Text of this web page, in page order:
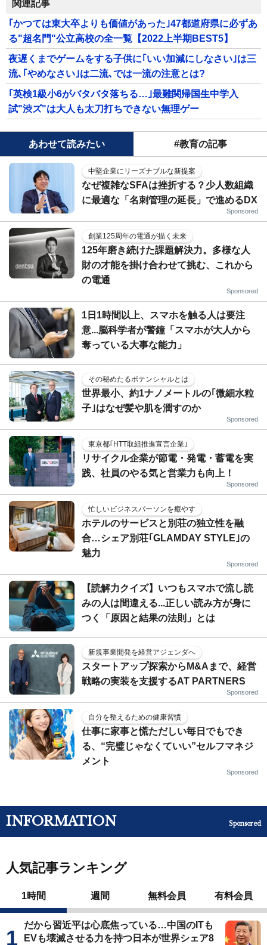
関連記事
｢かつては東大卒よりも価値があった｣47都道府県に必ずあ
る"超名門"公立高校の全一覧【2022上半期BEST5】
夜遅くまでゲームをする子供に｢いい加減にしなさい｣は三
流､｢やめなさい｣は二流､では一流の注意とは?
｢英検1級小6がバタバタ落ちる…｣最難関帰国生中学入
試"渋ズ"は大人も太刀打ちできない無理ゲー
あわせて読みたい #教育の記事
中堅企業にリーズナブルな新提案
なぜ複雑なSFAは挫折する？少人数組織
に最適な「名刺管理の延長」で進めるDX
Sponsored
創業125周年の電通が描く未来
125年磨き続けた課題解決力。多様な人
財の才能を掛け合わせて挑む、これから
の電通
Sponsored
1日1時間以上、スマホを触る人は要注
意...脳科学者が警鐘「スマホが大人から
奪っている大事な能力」
その秘めたるポテンシャルとは
世界最小、約1ナノメートルの｢微細水粒
子｣はなぜ髪や肌を潤すのか
Sponsored
東京都｢HTT取組推進宣言企業｣
リサイクル企業が節電・発電・蓄電を実
践、社員のやる気と営業力も向上！
Sponsored
忙しいビジネスパーソンを癒やす
ホテルのサービスと別荘の独立性を融
合…シェア別荘｢GLAMDAY STYLE｣の
魅力
Sponsored
【読解力クイズ】いつもスマホで流し読
みの人は間違える...正しい読み方が身に
つく「原因と結果の法則」とは
新規事業開発を経営アジェンダへ
スタートアップ探索からM&Aまで、経営
戦略の実装を支援するAT PARTNERS
Sponsored
自分を整えるための健康習慣
仕事に家事と慌ただしい毎日でもでき
る、“完璧じゃなくていい”セルフマネジ
メント
Sponsored
INFORMATION Sponsored
人気記事ランキング
1時間 週間 無料会員 有料会員
だから習近平は心底焦っている…中国のITも
EVも壊滅させる力を持つ日本が世界シェア8